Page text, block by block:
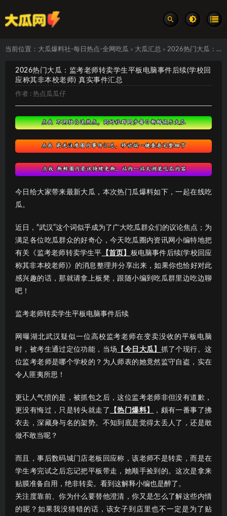
当前位置： 大瓜爆料社-每日热点-全网吃瓜 > 大瓜汇总 > 2026热门大瓜：监考老师转卖学生平板电脑事件后续(学校回应称其非本校老师) 真实事件汇总
2026热门大瓜：监考老师转卖学生平板电脑事件后续(学校回
应称其非本校老师) 真实事件汇总
作者 : 热点瓜瓜仔
今日给大家带来最新大瓜，本次热门瓜爆料如下，一起在线吃
瓜。
近日，“武汉”这个词似乎成为了广大吃瓜群众们的议论焦点；为
满足各位吃瓜群众的好奇心，今天吃瓜圈内资讯网小编特地把
有关《监考老师转卖学生平 【首页】 板电脑事件后续(学校回应
称其非本校老师)》的消息整理并分享出来，如果你也恰好对此
感兴趣的话，那就请拿上板凳，跟随小编到吃瓜群里边吃边聊
吧！
监考老师转卖学生平板电脑事件后续
网曝湖北武汉疑似一位高校监考老师在变卖没收的平板电脑
时，被考生通过定位功能，当场 【今日大瓜】 抓了个现行。这
位监考老师是哪个学校的？为人师表的她竟然监守自盗，实在
令人匪夷所思！
更让人气愤的是，被抓包之后，这位监考老师非但没有道歉，
更没有悔过，只是转头就走了
【热门爆料】
，颇有一番事了拂
衣去，深藏身与名的架势。不知到底是觉得太丢人了，还是敢
做不敢当呢？
而且，事后数码城门店老板回应称，该老师不是转卖，而是在
学生考完试之后忘记把平板带走，她顺手捡到的。这次是拿来
贴膜准备自用，绝非转卖。看到这解释小编也是醉了。
关注度靠前、你为什么要替他澄清，你又是怎么了解这些内情
的呢？如果我没猜错的话，该女子到店里也不一定是为了贴